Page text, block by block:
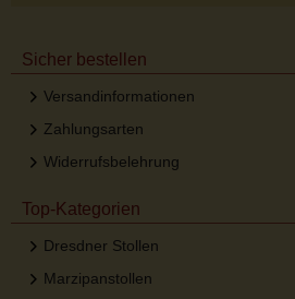
Sicher bestellen
Versandinformationen
Zahlungsarten
Widerrufsbelehrung
Top-Kategorien
Dresdner Stollen
Marzipanstollen